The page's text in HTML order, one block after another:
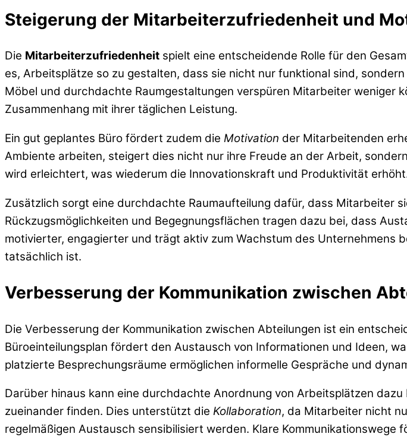
Steigerung der Mitarbeiterzufriedenheit und
Die Mitarbeiterzufriedenheit spielt eine entscheidende Rolle für den
es, Arbeitsplätze so zu gestalten, dass sie nicht nur funktional sind,
Möbel und durchdachte Raumgestaltungen verspüren Mitarbeiter weniger
Zusammenhang mit ihrer täglichen Leistung.
Ein gut geplantes Büro fördert zudem die Motivation der Mitarbeitenden
Ambiente arbeiten, steigert dies nicht nur ihre Freude an der Arbeit,
wird erleichtert, was wiederum die Innovationskraft und Produktivität
Zusätzlich sorgt eine durchdachte Raumaufteilung dafür, dass Mitarbeiter
Rückzugsmöglichkeiten und Begegnungsflächen tragen dazu bei, dass
motivierter, engagierter und trägt aktiv zum Wachstum des Unternehmens
tatsächlich ist.
Verbesserung der Kommunikation zwischen
Die Verbesserung der Kommunikation zwischen Abteilungen ist ein
Büroeinteilungsplan fördert den Austausch von Informationen und Ideen,
platzierte Besprechungsräume ermöglichen informelle Gespräche und
Darüber hinaus kann eine durchdachte Anordnung von Arbeitsplätzen
zueinander finden. Dies unterstützt die Kollaboration, da Mitarbeiter nicht
regelmäßigen Austausch sensibilisiert werden. Klare